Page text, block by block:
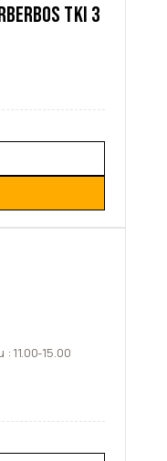
TKI 3
11.00-15.00